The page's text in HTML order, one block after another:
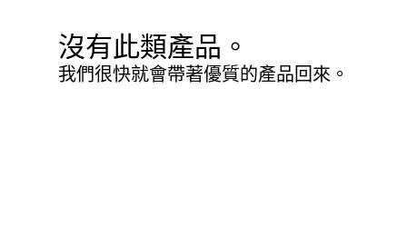
沒有此類產品。
我們很快就會帶著優質的產品回來。